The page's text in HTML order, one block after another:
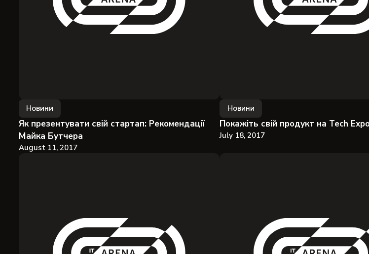
Новини
Як презентувати свій стартап: Рекомендації
Майка Бутчера
August 11, 2017
Новини
Покажіть свій продукт на Tech
July 18, 2017